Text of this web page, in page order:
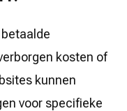
kosten of
kunnen
voor specifieke